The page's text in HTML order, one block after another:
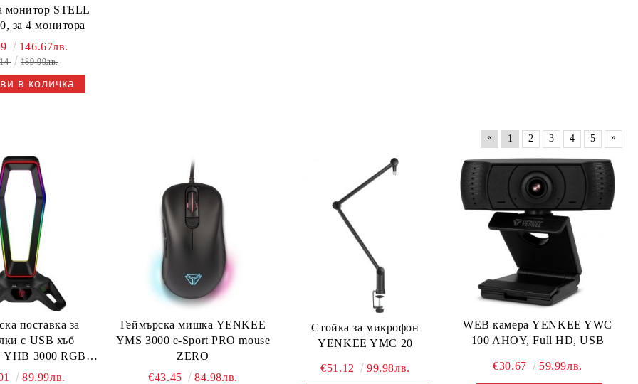
монитор STELL
за 4 монитора
146.67лв.
189.99лв.
« 1 2 3 4 5 »
поставка за
с USB хъб
YHB 3000 RGB,
3xUSB89.99лв.
Геймърска мишка YENKEE
YMS 3000 e-Sport PRO mouse
ZERO
€43.45
84.98лв.
Стойка за микрофон
YENKEE YMC 20
€51.12 99.98лв.
WEB камера YENKEE YWC
100 AHOY, Full HD, USB
€30.67 59.99лв.